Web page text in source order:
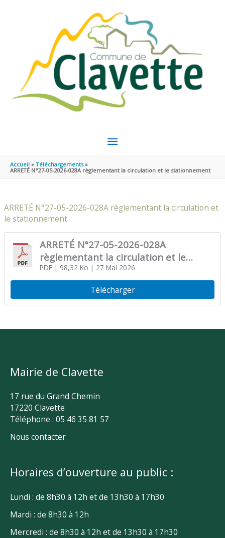
MENU
PRINCIPAL
Accueil
Téléchargements
ARRETÉ N°27-05-2026-028A règlementant la circulation et le stationnement
ARRETÉ N°27-05-2026-028A règlementant la circulation et
le stationnement
ARRETÉ N°27-05-2026-028A
règlementant la circulation et le
stationnement
PDF| 98,32 Ko | 27 Mai 2026
Télécharger
Mairie de Clavette
17 rue du Grand Chemin
17220 Clavette
Téléphone : 05 46 35 81 57
Nous contacter
Horaires d’ouverture au public :
Lundi : de 8h30 à 12h et de 13h30 à 17h30
Mardi : de 8h30 à 12h
Mercredi : de 8h30 à 12h et de 13h30 à 17h30